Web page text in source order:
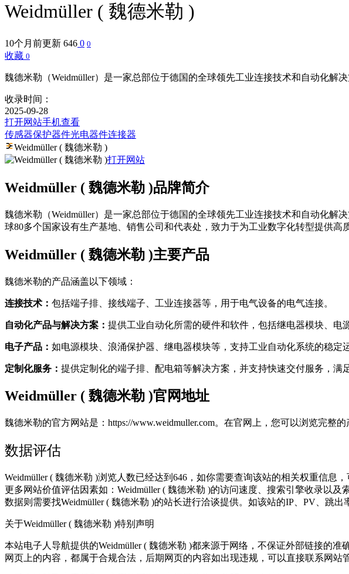
Weidmüller ( 魏德米勒 )
10个月前更新 646 0 0
收藏 0
魏德米勒（Weidmüller）是一家总部位于德国的全球领先工业连接技术和自动化解决
收录时间：
2025-09-28
打开网站手机查看
传感器保护器件光电器件连接器
Weidmüller ( 魏德米勒 )
打开网站
Weidmüller ( 魏德米勒 )品牌简介
魏德米勒（Weidmüller）是一家总部位于德国的全球领先工业连接技术和自动化解
球80多个国家设有生产基地、销售公司和代表处，致力于为工业数字化转型提供高
Weidmüller ( 魏德米勒 )主要产品
魏德米勒的产品涵盖以下领域：
连接技术： 包括端子排、接线端子、工业连接器等，用于电气设备的电气连接。
自动化产品与解决方案： 提供工业自动化所需的硬件和软件，包括继电器模块、电
电子产品： 如电源模块、浪涌保护器、继电器模块等，支持工业自动化系统的稳定
定制化服务： 提供定制化的端子排、配电箱等解决方案，并支持快速交付服务，满
Weidmüller ( 魏德米勒 )官网地址
魏德米勒的官方网站是：https://www.weidmuller.com。在官网上，您可以浏览完整
数据评估
Weidmüller ( 魏德米勒 )浏览人数已经达到646，如你需要查询该站的相关权重信息
更多网站价值评估因素如：Weidmüller ( 魏德米勒 )的访问速度、搜索引擎收录以
数据则需要找Weidmüller ( 魏德米勒 )的站长进行洽谈提供。如该站的IP、PV、跳出
关于Weidmüller ( 魏德米勒 )特别声明
本站电子人导航提供的Weidmüller ( 魏德米勒 )都来源于网络，不保证外部链接的
网页上的内容，都属于合规合法，后期网页的内容如出现违规，可以直接联系网站